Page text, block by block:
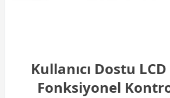
Kullanıcı Dostu
Fonksiyonel